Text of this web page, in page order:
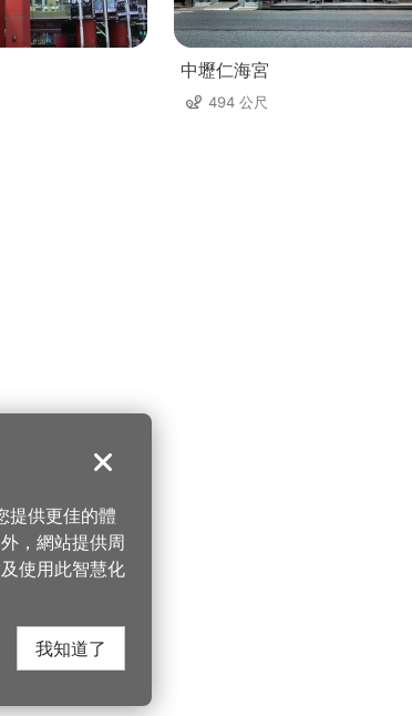
中壢仁海宮
494 公尺
關閉
提供更佳的體
，網站提供周
使用此智慧化
我知道了